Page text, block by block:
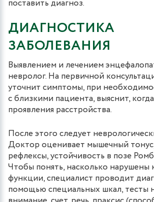
поставить диагноз.
ДИАГНОСТИКА
ЗАБОЛЕВАНИЯ
Выявлением и лечением
невролог. На первичной
уточнит симптомы, при
с близкими пациента, выяснит,
проявления расстройства.
После этого следует
Доктор оценивает мышечный
рефлексы, устойчивость в позе
Чтобы понять, насколько нарушены
функции, специалист проводит
помощью специальных шкал, тесты